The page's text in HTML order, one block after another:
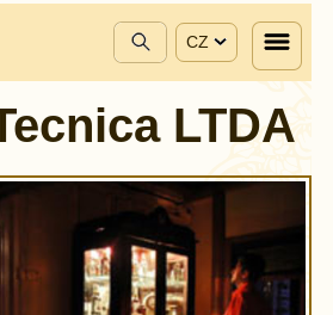
CZ
LTDA